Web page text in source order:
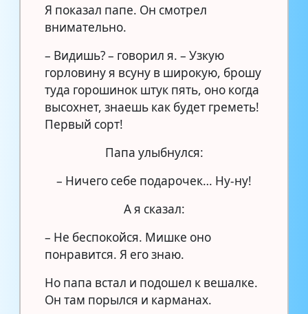
Я показал папе. Он смотрел
внимательно.
– Видишь? – говорил я. – Узкую
горловину я всуну в широкую, брошу
туда горошинок штук пять, оно когда
высохнет, знаешь как будет греметь!
Первый сорт!
Папа улыбнулся:
– Ничего себе подарочек… Ну-ну!
А я сказал:
– Не беспокойся. Мишке оно
понравится. Я его знаю.
Но папа встал и подошел к вешалке.
Он там порылся и карманах.